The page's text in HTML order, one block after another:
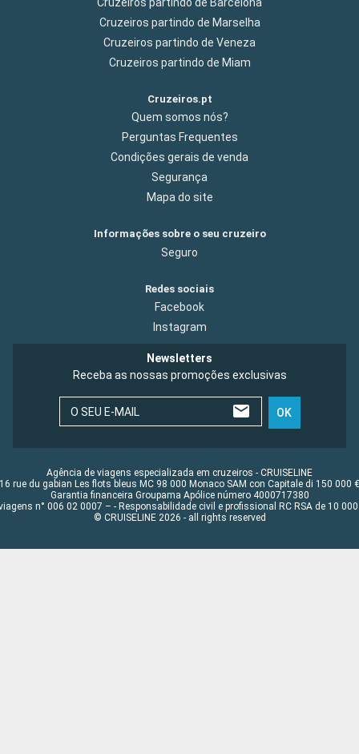
Cruzeiros partindo de Marselha
Cruzeiros partindo de Veneza
Cruzeiros partindo de Miam
Cruzeiros.pt
Quem somos nós?
Perguntas Frequentes
Condições gerais de venda
Segurança
Mapa do site
Informações sobre o seu cruzeiro
Seguro
Redes sociais
Facebook
Instagram
Newsletters
Receba as nossas promoções exclusivas
O SEU E-MAIL OK
Agência de viagens especializada em cruzeiros - CRUISELINE
16 rue du gabian Les flots bleus MC 98 000 Monaco SAM con Capitale di 150 000 €
Garantia financeira Groupama Apólice número 4000717380
n° 006 02 0007 – - Responsabilidade civil e profissional RC RSA de 10 000
© CRUISELINE 2026 - all rights reserved